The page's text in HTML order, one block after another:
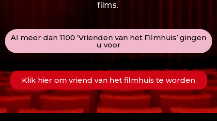
films.
Al meer dan 1100 ‘Vrienden van het Filmhuis’ gingen
u voor
Klik hier om vriend van het filmhuis te worden